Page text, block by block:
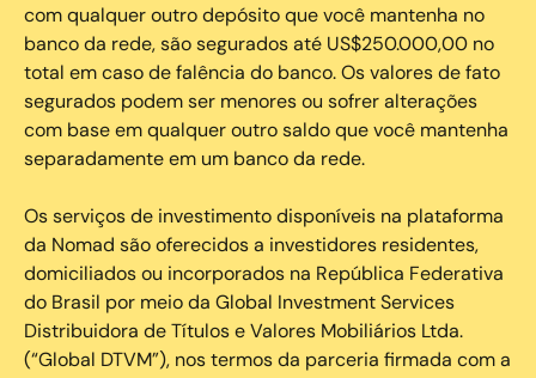
com qualquer outro depósito que você mantenha no
banco da rede, são segurados até US$250.000,00 no
total em caso de falência do banco. Os valores de fato
segurados podem ser menores ou sofrer alterações
com base em qualquer outro saldo que você mantenha
separadamente em um banco da rede.
Os serviços de investimento disponíveis na plataforma
da Nomad são oferecidos a investidores residentes,
domiciliados ou incorporados na República Federativa
do Brasil por meio da Global Investment Services
Distribuidora de Títulos e Valores Mobiliários Ltda.
(“Global DTVM”), nos termos da parceria firmada com a